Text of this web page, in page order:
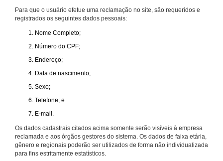
Para que o usuário efetue uma reclamação no site, são requeridos e
registrados os seguintes dados pessoais:
Nome Completo;
Número do CPF;
Endereço;
Data de nascimento;
Sexo;
Telefone; e
E-mail.
Os dados cadastrais citados acima somente serão visíveis à empresa
reclamada e aos órgãos gestores do sistema. Os dados de faixa etária,
gênero e regionais poderão ser utilizados de forma não individualizada
para fins estritamente estatísticos.